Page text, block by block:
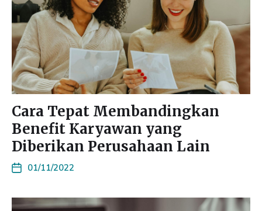
Cara Tepat Membandingkan
Benefit Karyawan yang
Diberikan Perusahaan Lain
01/11/2022